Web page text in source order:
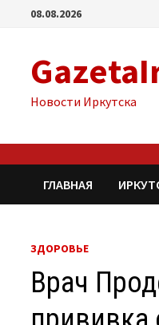
Перейти08.08.2026
Новости Иркутска
ГЛАВНАЯ
ЗДОРОВЬЕ
Врач